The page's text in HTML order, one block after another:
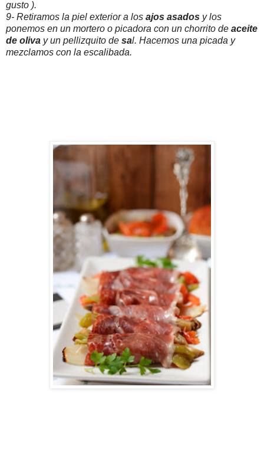
gusto ).
9- Retiramos la piel exterior a los ajos asados y los
ponemos en un mortero o picadora con un chorrito de aceite
de oliva y un pellizquito de sal. Hacemos una picada y
mezclamos con la escalibada.